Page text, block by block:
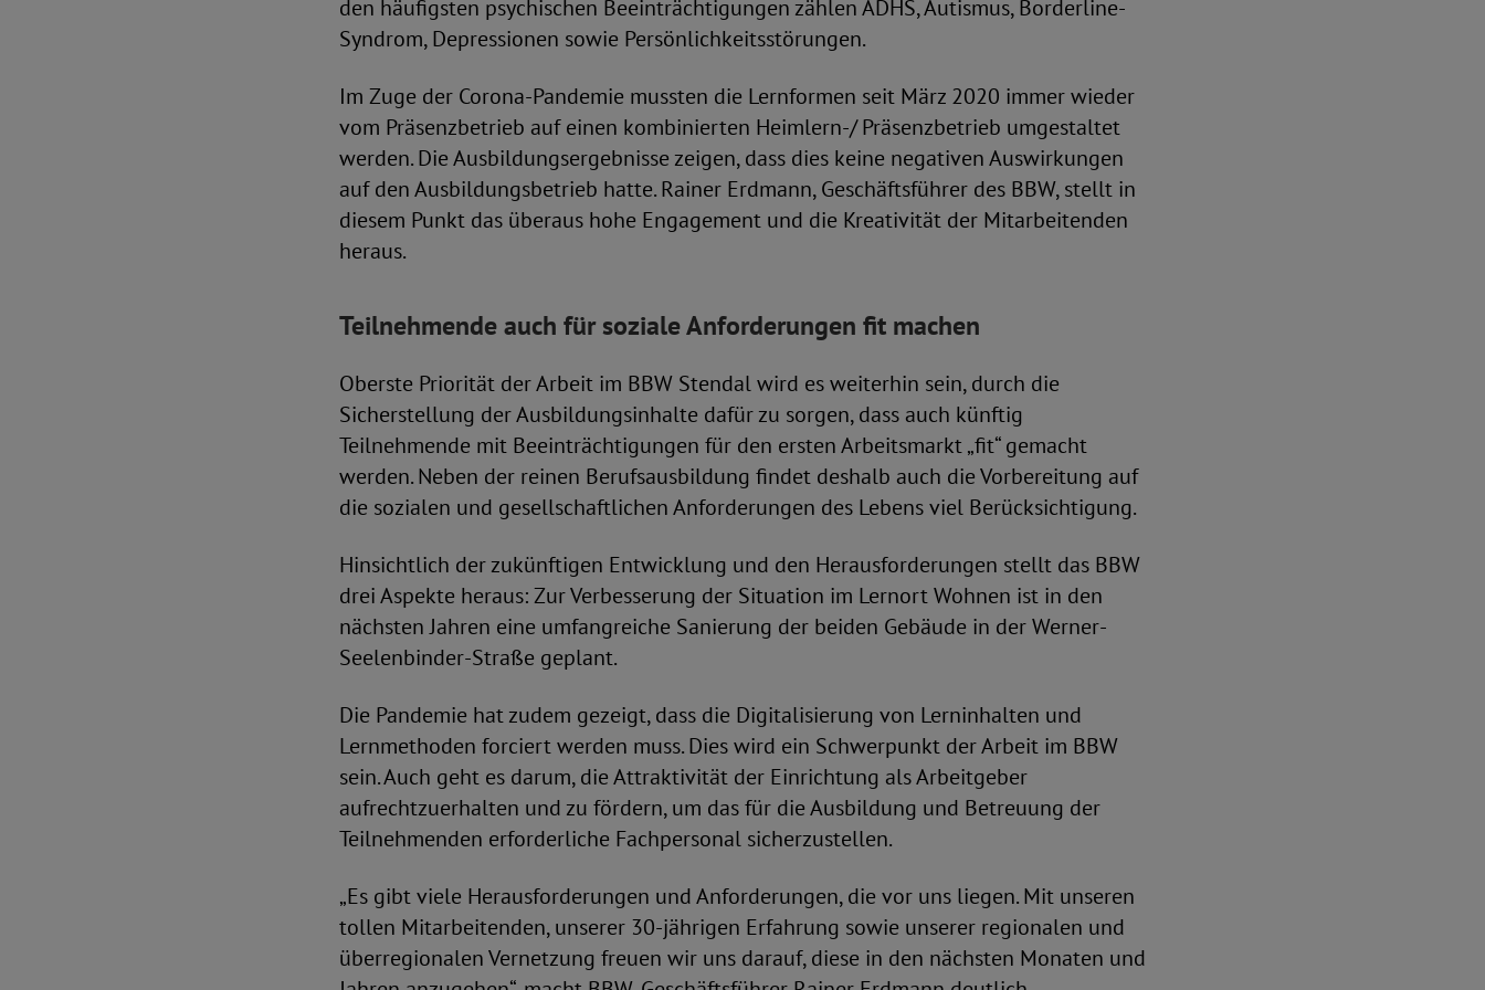
den häufigsten psychischen Beeinträchtigungen zählen ADHS, Autismus, Borderline-
Syndrom, Depressionen sowie Persönlichkeitsstörungen.
Im Zuge der Corona-Pandemie mussten die Lernformen seit März 2020 immer wieder
vom Präsenzbetrieb auf einen kombinierten Heimlern-/ Präsenzbetrieb umgestaltet
werden. Die Ausbildungsergebnisse zeigen, dass dies keine negativen Auswirkungen
auf den Ausbildungsbetrieb hatte. Rainer Erdmann, Geschäftsführer des BBW, stellt in
diesem Punkt das überaus hohe Engagement und die Kreativität der Mitarbeitenden
heraus.
Teilnehmende auch für soziale Anforderungen fit machen
Oberste Priorität der Arbeit im BBW Stendal wird es weiterhin sein, durch die
Sicherstellung der Ausbildungsinhalte dafür zu sorgen, dass auch künftig
Teilnehmende mit Beeinträchtigungen für den ersten Arbeitsmarkt „fit“ gemacht
werden. Neben der reinen Berufsausbildung findet deshalb auch die Vorbereitung auf
die sozialen und gesellschaftlichen Anforderungen des Lebens viel Berücksichtigung.
Hinsichtlich der zukünftigen Entwicklung und den Herausforderungen stellt das BBW
drei Aspekte heraus: Zur Verbesserung der Situation im Lernort Wohnen ist in den
nächsten Jahren eine umfangreiche Sanierung der beiden Gebäude in der Werner-
Seelenbinder-Straße geplant.
Die Pandemie hat zudem gezeigt, dass die Digitalisierung von Lerninhalten und
Lernmethoden forciert werden muss. Dies wird ein Schwerpunkt der Arbeit im BBW
sein. Auch geht es darum, die Attraktivität der Einrichtung als Arbeitgeber
aufrechtzuerhalten und zu fördern, um das für die Ausbildung und Betreuung der
Teilnehmenden erforderliche Fachpersonal sicherzustellen.
„Es gibt viele Herausforderungen und Anforderungen, die vor uns liegen. Mit unseren
tollen Mitarbeitenden, unserer 30-jährigen Erfahrung sowie unserer regionalen und
überregionalen Vernetzung freuen wir uns darauf, diese in den nächsten Monaten und